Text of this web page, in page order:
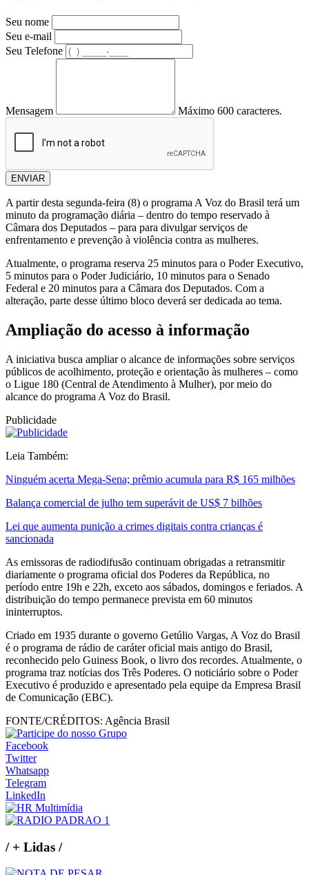
Seu nome
Seu e-mail
Seu Telefone
Mensagem Máximo 600 caracteres.
ENVIAR
A partir desta segunda-feira (8) o programa A Voz do Brasil terá um
minuto da programação diária – dentro do tempo reservado à
Câmara dos Deputados – para para divulgar serviços de
enfrentamento e prevenção à violência contra as mulheres.
Atualmente, o programa reserva 25 minutos para o Poder Executivo,
5 minutos para o Poder Judiciário, 10 minutos para o Senado
Federal e 20 minutos para a Câmara dos Deputados. Com a
alteração, parte desse último bloco deverá ser dedicada ao tema.
Ampliação do acesso à informação
A iniciativa busca ampliar o alcance de informações sobre serviços
públicos de acolhimento, proteção e orientação às mulheres – como
o Ligue 180 (Central de Atendimento à Mulher), por meio do
alcance do programa A Voz do Brasil.
Publicidade
Leia Também:
Ninguém acerta Mega-Sena; prêmio acumula para R$ 165 milhões
Balança comercial de julho tem superávit de US$ 7 bilhões
Lei que aumenta punição a crimes digitais contra crianças é
sancionada
As emissoras de radiodifusão continuam obrigadas a retransmitir
diariamente o programa oficial dos Poderes da República, no
período entre 19h e 22h, exceto aos sábados, domingos e feriados. A
distribuição do tempo permanece prevista em 60 minutos
ininterruptos.
Criado em 1935 durante o governo Getúlio Vargas, A Voz do Brasil
é o programa de rádio de caráter oficial mais antigo do Brasil,
reconhecido pelo Guiness Book, o livro dos recordes. Atualmente, o
programa traz notícias dos Três Poderes. O noticiário sobre o Poder
Executivo é produzido e apresentado pela equipe da Empresa Brasil
de Comunicação (EBC).
FONTE/CRÉDITOS: Agência Brasil
Facebook
Twitter
Whatsapp
Telegram
LinkedIn
/+ Lidas /